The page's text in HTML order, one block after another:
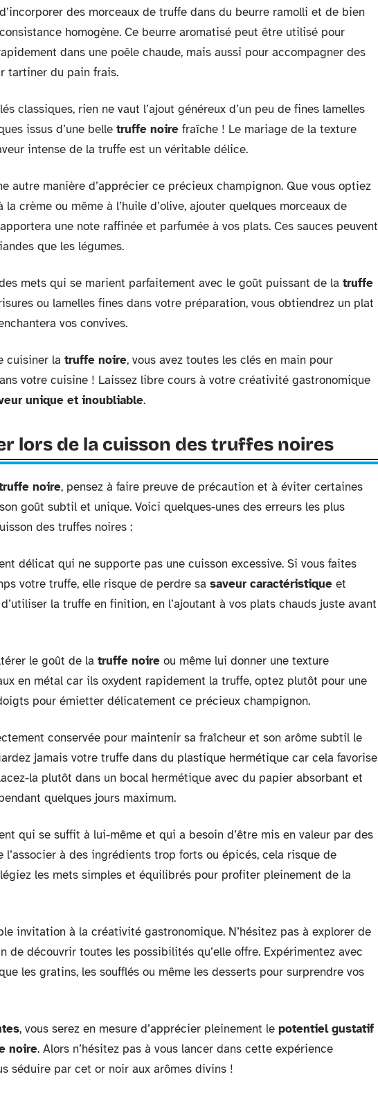
des morceaux de truffe dans du beurre ramolli et de bien
homogène. Ce beurre aromatisé peut être utilisé pour
dans une poêle chaude, mais aussi pour accompagner des
tartiner du pain frais.
classiques, rien ne vaut l’ajout généreux d’un peu de fines lamelles
issus d’une belle truffe noire fraîche ! Le mariage de la texture
intense de la truffe est un véritable délice.
autre manière d’apprécier ce précieux champignon. Que vous optiez
crème ou même à l’huile d’olive, ajouter quelques morceaux de
une note raffinée et parfumée à vos plats. Ces sauces peuvent
que les légumes.
mets qui se marient parfaitement avec le goût puissant de la truffe
ou lamelles fines dans votre préparation, vous obtiendrez un plat
vos convives.
cuisiner la truffe noire, vous avez toutes les clés en main pour
votre cuisine ! Laissez libre cours à votre créativité gastronomique
unique et inoubliable.
lors de la cuisson des truffes noires
noire, pensez à faire preuve de précaution et à éviter certaines
goût subtil et unique. Voici quelques-unes des erreurs les plus
des truffes noires :
délicat qui ne supporte pas une cuisson excessive. Si vous faites
votre truffe, elle risque de perdre sa saveur caractéristique et
la truffe en finition, en l’ajoutant à vos plats chauds juste avant
le goût de la truffe noire ou même lui donner une texture
en métal car ils oxydent rapidement la truffe, optez plutôt pour une
pour émietter délicatement ce précieux champignon.
conservée pour maintenir sa fraîcheur et son arôme subtil le
jamais votre truffe dans du plastique hermétique car cela favorise
la plutôt dans un bocal hermétique avec du papier absorbant et
quelques jours maximum.
qui se suffit à lui-même et qui a besoin d’être mis en valeur par des
l’associer à des ingrédients trop forts ou épicés, cela risque de
les mets simples et équilibrés pour profiter pleinement de la
invitation à la créativité gastronomique. N’hésitez pas à explorer de
de découvrir toutes les possibilités qu’elle offre. Expérimentez avec
les gratins, les soufflés ou même les desserts pour surprendre vos
, vous serez en mesure d’apprécier pleinement le potentiel gustatif
noire. Alors n’hésitez pas à vous lancer dans cette expérience
séduire par cet or noir aux arômes divins !